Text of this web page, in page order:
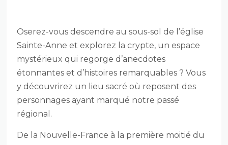
Oserez-vous descendre au sous-sol de l’église
Sainte-Anne et explorez la crypte, un espace
mystérieux qui regorge d’anecdotes
étonnantes et d’histoires remarquables ? Vous
y découvrirez un lieu sacré où reposent des
personnages ayant marqué notre passé
régional.
De la Nouvelle-France à la première moitié du